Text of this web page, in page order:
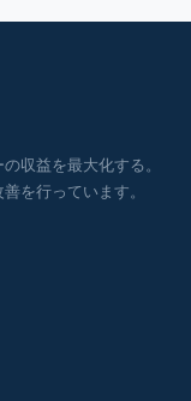
収益を最大化する。
を行っています。